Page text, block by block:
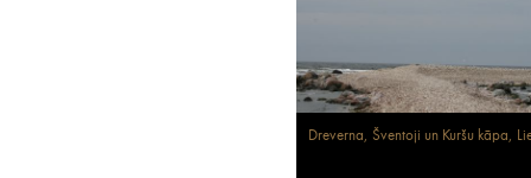
Dreverna, Šventoji un Kuršu kāpa,